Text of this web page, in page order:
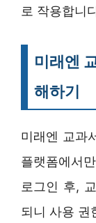
로 작용합니
미래엔
해하기
미래엔 교과
플랫폼에서
로그인 후,
되니 사용 권